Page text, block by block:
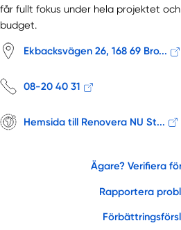
får fullt fokus under hela projektet
budget.
Ekbacksvägen 26, 168 69 Bro...
08-20 40 31
Hemsida till Renovera NU St...
Ägare? Verifiera
Rapportera